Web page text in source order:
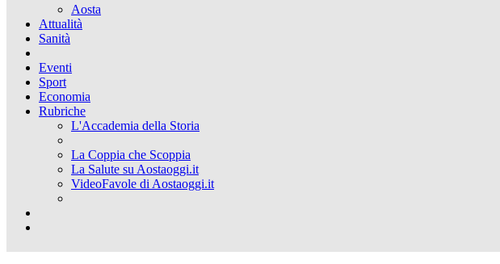
Aosta
Attualità
Sanità
Eventi
Sport
Economia
Rubriche
L'Accademia della Storia
La Coppia che Scoppia
La Salute su Aostaoggi.it
VideoFavole di Aostaoggi.it